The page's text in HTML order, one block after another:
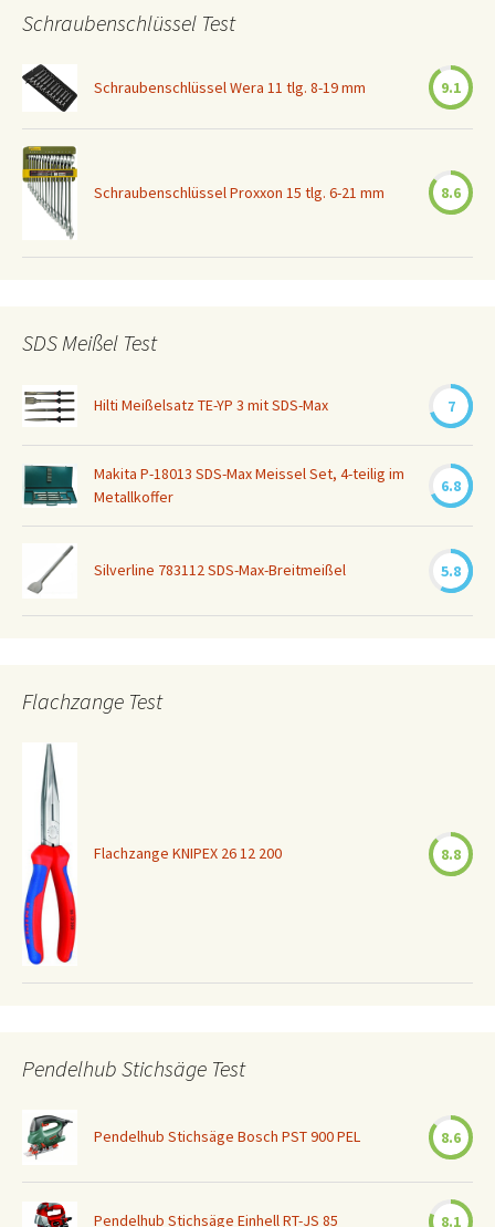
Schraubenschlüssel Test
Schraubenschlüssel Wera 11 tlg. 8-19 mm 9.1
Schraubenschlüssel Proxxon 15 tlg. 6-21 mm 8.6
SDS Meißel Test
Hilti Meißelsatz TE-YP 3 mit SDS-Max 7
Makita P-18013 SDS-Max Meissel Set, 4-teilig im
Metallkoffer
6.8
Silverline 783112 SDS-Max-Breitmeißel 5.8
Flachzange Test
Flachzange KNIPEX 26 12 200 8.8
Pendelhub Stichsäge Test
Pendelhub Stichsäge Bosch PST 900 PEL 8.6
Pendelhub Stichsäge Einhell RT-JS 85 8.1